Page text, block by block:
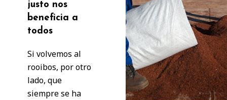
justo nos
beneficia a
todos
Si volvemos al
rooibos, por otro
lado, que
siempre se ha